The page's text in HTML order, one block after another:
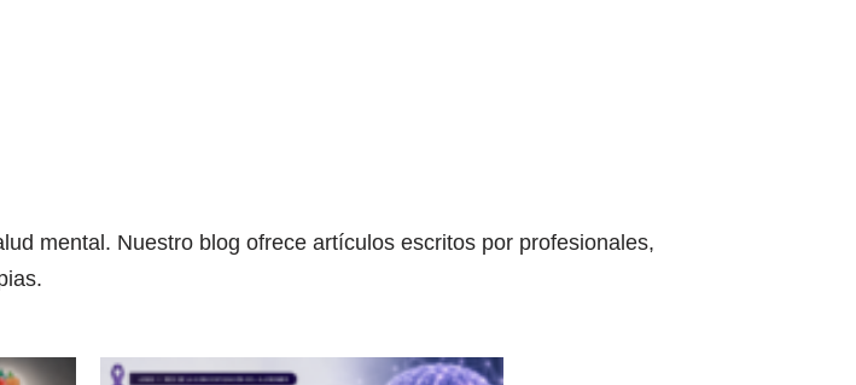
mental. Nuestro blog ofrece artículos escritos por profesionales,